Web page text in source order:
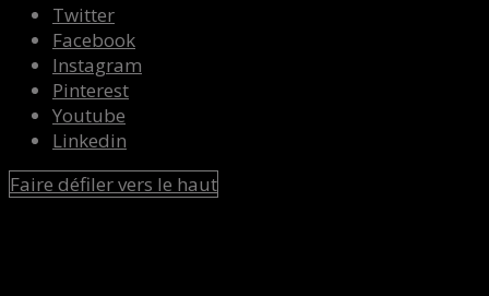
Twitter
Facebook
Instagram
Pinterest
Youtube
Linkedin
Faire défiler vers le haut